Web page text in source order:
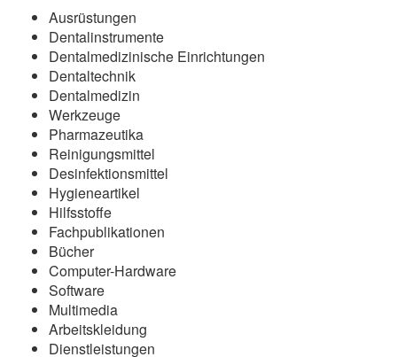
Ausrüstungen
Dentalinstrumente
Dentalmedizinische Einrichtungen
Dentaltechnik
Dentalmedizin
Werkzeuge
Pharmazeutika
Reinigungsmittel
Desinfektionsmittel
Hygieneartikel
Hilfsstoffe
Fachpublikationen
Bücher
Computer-Hardware
Software
Multimedia
Arbeitskleidung
Dienstleistungen